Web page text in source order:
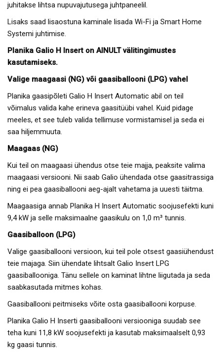
juhitakse lihtsa nupuvajutusega juhtpaneelil.
Lisaks saad lisaostuna kaminale lisada Wi-Fi ja Smart Home
Systemi juhtimise.
Planika Galio H Insert on AINULT välitingimustes
kasutamiseks.
Valige maagaasi (NG) või gaasiballooni (LPG) vahel
Planika gaasipõleti Galio H Insert Automatic abil on teil
võimalus valida kahe erineva gaasitüübi vahel. Kuid pidage
meeles, et see tuleb valida tellimuse vormistamisel ja seda ei
saa hiljemmuuta.
Maagaas (NG)
Kui teil on maagaasi ühendus otse teie majja, peaksite valima
maagaasi versiooni. Nii saab Galio ühendada otse gaasitrassiga
ning ei pea gaasiballooni aeg-ajalt vahetama ja uuesti täitma.
Maagaasiga annab Planika H Insert Automatic soojusefekti kuni
9,4 kW ja selle maksimaalne gaasikulu on 1,0 m³ tunnis.
Gaasiballoon (LPG)
Valige gaasiballooni versioon, kui teil pole otsest gaasiühendust
teie majaga. Siin ühendate lihtsalt Galio Insert LPG
gaasiballooniga. Tänu sellele on kaminat lihtne liigutada ja seda
saabkasutada mitmes kohas.
Gaasiballooni peitmiseks võite osta gaasiballooni korpuse.
Planika Galio H Inserti gaasiballooni versiooniga suudab see
teha kuni 11,8 kW soojusefekti ja kasutab maksimaalselt 0,93
kg gaasi tunnis.